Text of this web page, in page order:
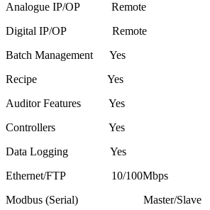
Analogue IP/OP Remote
Digital IP/OP Remote
Batch Management Yes
Recipe Yes
Auditor Features Yes
Controllers Yes
Data Logging Yes
Ethernet/FTP 10/100Mbps
Modbus (Serial) Master/Slave